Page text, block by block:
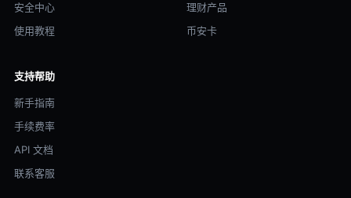
安全中心
使用教程
理财产品
币安卡
支持帮助
新手指南
手续费率
API 文档
联系客服